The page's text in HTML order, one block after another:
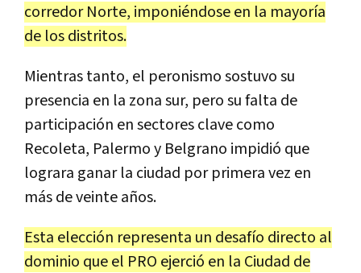
corredor Norte, imponiéndose en la mayoría
de los distritos.
Mientras tanto, el peronismo sostuvo su
presencia en la zona sur, pero su falta de
participación en sectores clave como
Recoleta, Palermo y Belgrano impidió que
lograra ganar la ciudad por primera vez en
más de veinte años.
Esta elección representa un desafío directo al
dominio que el PRO ejerció en la Ciudad de